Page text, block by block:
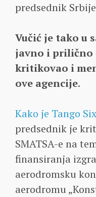
predsednik
Vučić je tako u
javno i prilično
kritikovao i
ove agencije.
Kako je Tango
predsednik je
SMATSA-e na
finansiranja
aerodromsku
aerodromu